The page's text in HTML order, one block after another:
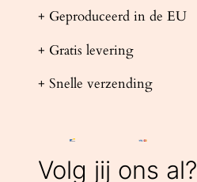
+ Geproduceerd in de EU
+ Gratis levering
+ Snelle verzending
Volg jij ons al?